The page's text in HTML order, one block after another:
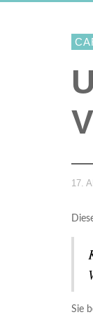
,
17.
Sie